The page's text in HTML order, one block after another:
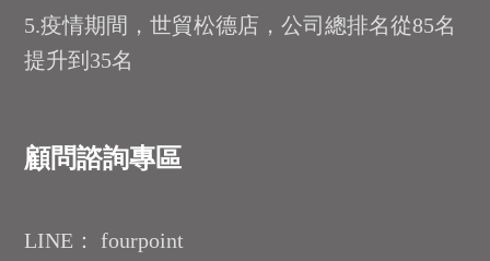
5.疫情期間，世貿松德店，公司總排名從85名
提升到35名
顧問諮詢專區
LINE： fourpoint